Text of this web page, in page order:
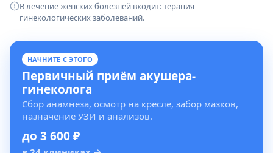
В лечение женских болезней входит: терапия
гинекологических заболеваний.
НАЧНИТЕ С ЭТОГО
Первичный приём акушера-
гинеколога
Сбор анамнеза, осмотр на кресле, забор мазков,
назначение УЗИ и анализов.
до 3 600 ₽